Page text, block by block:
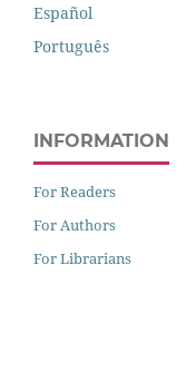
Español
Português
INFORMATION
For Readers
For Authors
For Librarians